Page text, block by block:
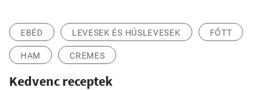
EBÉD LEVESEK ÉS HÚSLEVESEK FŐTT
HAM CREMES
Kedvenc receptek